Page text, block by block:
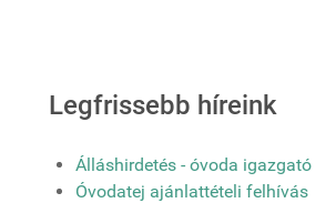
Legfrissebb híreink
Álláshirdetés - óvoda igazgató
Óvodatej ajánlattételi felhívás